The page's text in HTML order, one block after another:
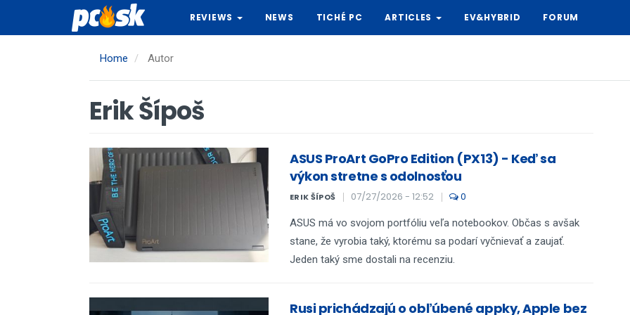
main
REVIEWS NEWS TICHÉ PC ARTICLES EV&HYBRID FORUM
Home Autor
Erik Šípoš
ASUS ProArt GoPro Edition (PX13) - Keď sa
výkon stretne s odolnosťou
ERIK ŠÍPOŠ 07/27/2026 - 12:52 0
ASUS má vo svojom portfóliu veľa notebookov. Občas s avšak
stane, že vyrobia taký, ktorému sa podarí vyčnievať a zaujať.
Jeden taký sme dostali na recenziu.
Rusi prichádzajú o obľúbené appky, Apple bez